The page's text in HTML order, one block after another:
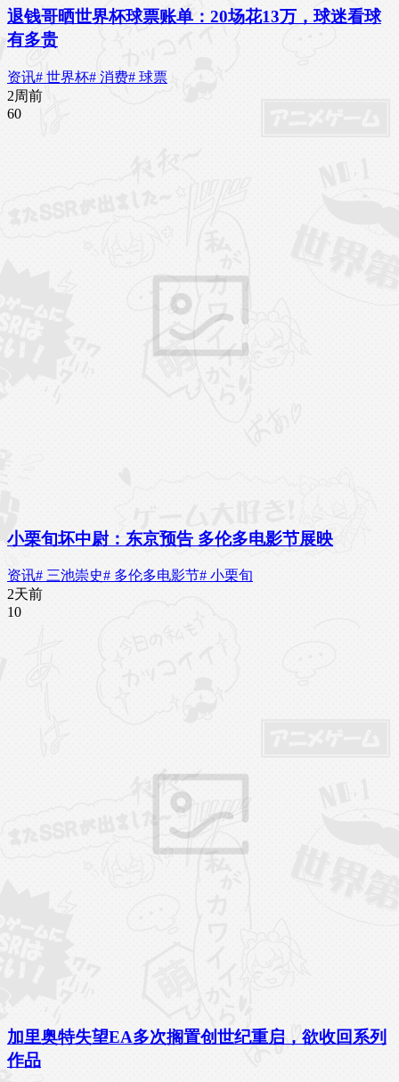
退钱哥晒世界杯球票账单：20场花13万，球迷看球
有多贵
资讯# 世界杯# 消费# 球票
2周前
60
小栗旬坏中尉：东京预告 多伦多电影节展映
资讯# 三池崇史# 多伦多电影节# 小栗旬
2天前
10
加里奥特失望EA多次搁置创世纪重启，欲收回系列
作品